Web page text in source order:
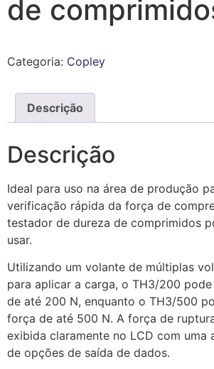
de
Categoria: Copley
Descrição
Descrição
Ideal para uso na área de produção
verificação rápida da força de
testador de dureza de comprimidos
usar.
Utilizando um volante de múltiplas
para aplicar a carga, o TH3/200
de até 200 N, enquanto o TH3/500
força de até 500 N. A força de
exibida claramente no LCD com uma
de opções de saída de dados.